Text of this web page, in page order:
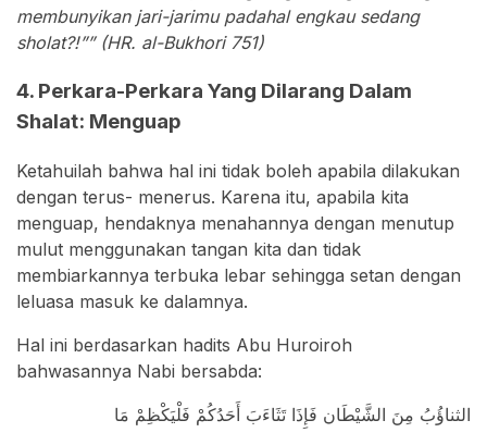
membunyikan jari-jarimu padahal engkau sedang
sholat?!”” (HR. al-Bukhori 751)
4. Perkara-Perkara Yang Dilarang Dalam
Shalat: Menguap
Ketahuilah bahwa hal ini tidak boleh apabila dilakukan
dengan terus- menerus. Karena itu, apabila kita
menguap, hendaknya menahannya dengan menutup
mulut menggunakan tangan kita dan tidak
membiarkannya terbuka lebar sehingga setan dengan
leluasa masuk ke dalamnya.
Hal ini berdasarkan hadits Abu Huroiroh
bahwasannya Nabi bersabda:
الثناؤُبُ مِنَ الشَّيْطَان فَإِذَا تَثَاءَبَ أَحَدُكُمْ فَلْيَكْظِمْ مَا